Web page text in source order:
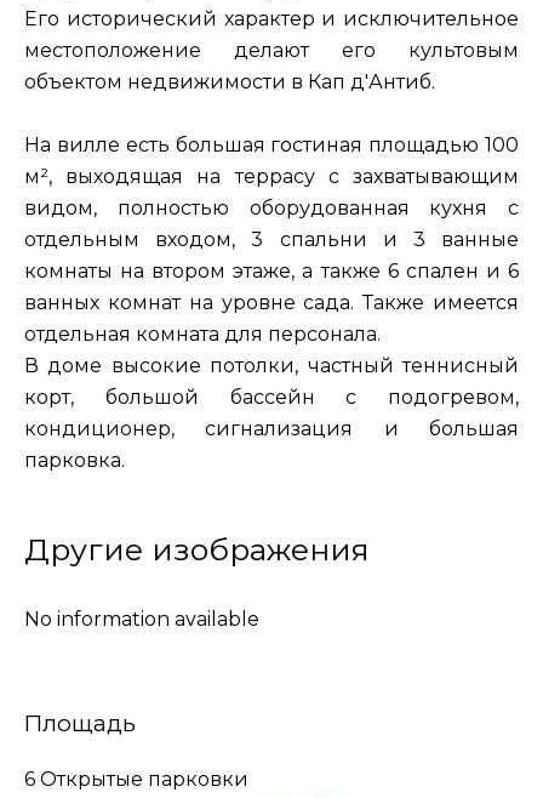
Его исторический характер и исключительное
местоположение делают его культовым
объектом недвижимости в Кап д'Антиб.
На вилле есть большая гостиная площадью 100
м², выходящая на террасу с захватывающим
видом, полностью оборудованная кухня с
отдельным входом, 3 спальни и 3 ванные
комнаты на втором этаже, а также 6 спален и 6
ванных комнат на уровне сада. Также имеется
отдельная комната для персонала.
В доме высокие потолки, частный теннисный
корт, большой бассейн с подогревом,
кондиционер, сигнализация и большая
парковка.
Другие изображения
No information available
Площадь
6 Открытые парковки